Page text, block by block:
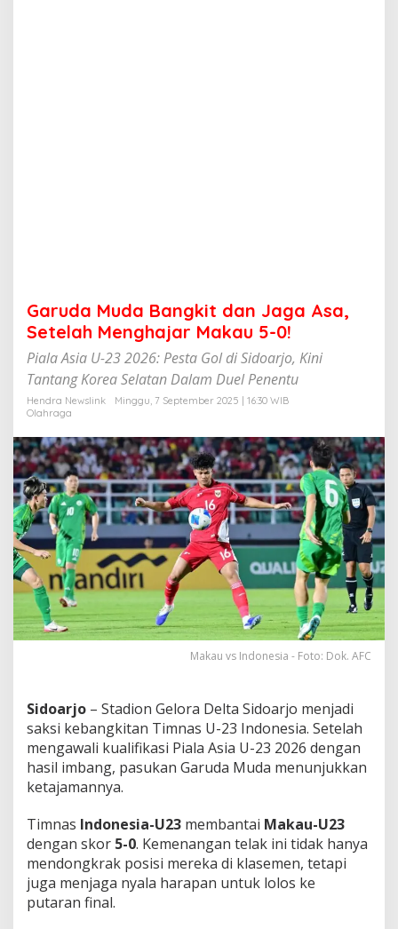
e
t
e
l
a
h
M
n
g
h
a
j
a
r
M
a
u
5
-
Garuda Muda Bangkit dan Jaga Asa,
Setelah Menghajar Makau 5-0!
Piala Asia U-23 2026: Pesta Gol di Sidoarjo, Kini
Tantang Korea Selatan Dalam Duel Penentu
Hendra Newslink
Minggu, 7 September 2025 | 16:30 WIB
Olahraga
Makau vs Indonesia - Foto: Dok. AFC
Sidoarjo – Stadion Gelora Delta Sidoarjo menjadi
saksi kebangkitan Timnas U-23 Indonesia. Setelah
mengawali kualifikasi Piala Asia U-23 2026 dengan
hasil imbang, pasukan Garuda Muda menunjukkan
ketajamannya.
Timnas Indonesia-U23 membantai Makau-U23
dengan skor 5-0. Kemenangan telak ini tidak hanya
mendongkrak posisi mereka di klasemen, tetapi
juga menjaga nyala harapan untuk lolos ke
putaran final.